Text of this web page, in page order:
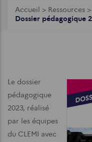
Fil
Accueil > Ressources >
Le dossier
pédagogique
2023, réalisé
par les équipes
du CLEMI avec